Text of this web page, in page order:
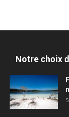
Notre choix